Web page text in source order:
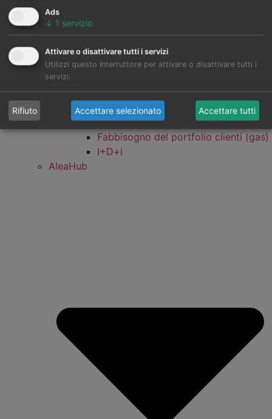
Simulazioni dei prezzi
Previsioni delle energie rinnovabili
Previsioni del fabbisogno elettrico
Previsioni del fabbisogno del gas
Fabbisogno del portfolio clienti
(elettricità)
Fabbisogno del portfolio clienti (gas)
I+D+i
AleaHub
Ads
↓ 1 servizio
Attivare o disattivare tutti i servizi
Utilizzi questo interruttore per attivare o disattivare tutti i
servizi.
Rifiuto Accettare selezionato Accettare tutti